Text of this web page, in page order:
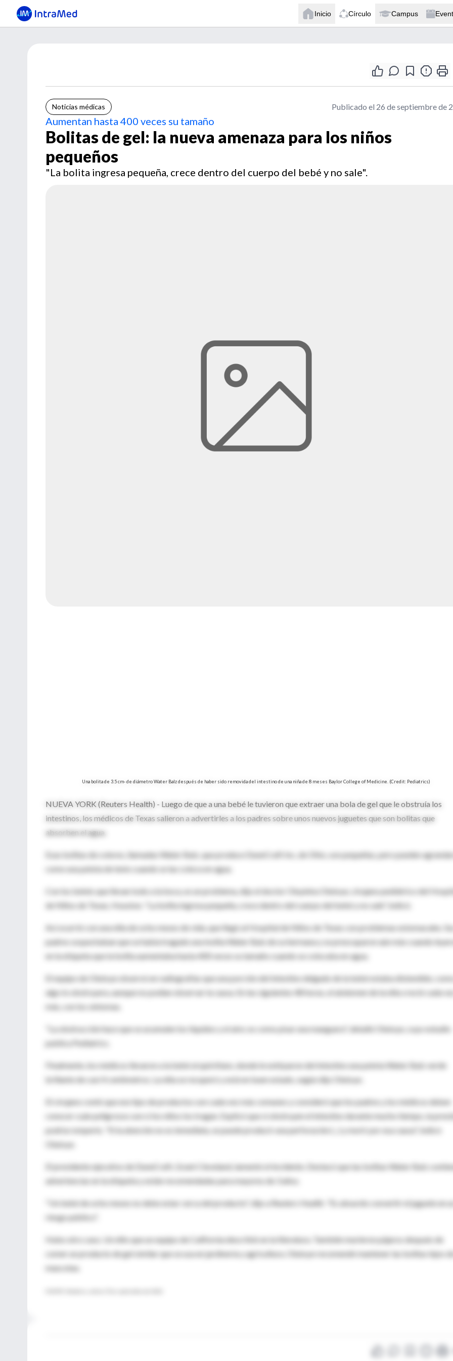
Inicio Círculo Campus
Noticias médicas Publicado el 26 de septiembre de
Aumentan hasta 400 veces su tamaño
Bolitas de gel: la nueva amenaza para los niños
pequeños
"La bolita ingresa pequeña, crece dentro del cuerpo del bebé y no sale".
Una bolita de 3.5 cm- de diámetro Water Balz después de haber sido removida del intestino de una niña de 8 meses Baylor College of Medicine. (Credit: Pediatrics)
NUEVA YORK (Reuters Health) - Luego de que a una bebé le tuvieron que extraer una bola de gel que le obstruía los
intestinos, los médicos de Texas salieron a advertirles a los padres sobre unos nuevos juguetes que son bolitas que
absorben el agua.
Esas bolitas de colores, llamadas Water Balz, que produce DuneCraft Inc, de Ohio, son pequeñas, pero pueden
como una pelota de tenis cuando se las coloca en agua.
Con los bebés que llevan todo a la boca, es un problema, dijo el doctor Oluyinka Olutoye, cirujano pediátrico del
de Niños de Texas, Houston. "La bolita ingresa pequeña, crece dentro del cuerpo del bebé y no sale", indicó.
Así ocurrió con una niña de ocho meses de vida, que llegó al Hospital de Niños de Texas con problemas estomacales. Sus
padres sospechaban que se había tragado una bolita Water Balz de su hermana y se preocuparon aún más cuando
en la etiqueta que la bolita aumentaba hasta 400 veces su tamaño cuando se colocaba en agua.
El equipo de Olutoye observó en radiografías que una porción del intestino delgado de la bebé estaba distendido, como
algo lo obstruyera, aunque no podían observar la causa. En las siguientes 48 horas, el abdomen de la niña creció cada vez
más, con los síntomas.
"La obstrucción hace que se acumulen los líquidos y el aire; es como pisar una manguera", detalló Olutoye, cuyo estudio
publica Pediatrics.
Finalmente, los médicos llevaron a la bebé al quirófano, donde le extirparon del intestino una pelota Water Balz verde
brillante de casi 4 centímetros. La niña se recuperó y está en buen estado, según dijo Olutoye.
El cirujano contó que ese tipo de productos son cada vez más comunes y consideró que los padres y los médicos deben
conocer cuán peligrosos son si los niños los tragan. Explicó que si obstruyen el intestino durante mucho tiempo, la
podría romperlo. "Si la atención no es inmediata, se puede producir una perforación (...) y morir por esa causa", indicó
Olutoye.
El presidente ejecutivo de DuneCraft, Grant Cleveland, lamentó el incidente. Destacó que las bolitas Water Balz
advertencias en la etiqueta y están recomendadas para mayores de 3 años.
"Un bebé de ocho meses no debe estar cerca del producto", dijo a Reuters Health. "Es absurdo convertir el juguete en
riesgo público".
Hubo otro caso. Un niño que un equipo de California describió en la literatura. También murieron pájaros después de
comer un producto de gel similar que se usa en jardinería y agricultura. Olutoye recomendó mantener las bolitas lejos
mascotas.